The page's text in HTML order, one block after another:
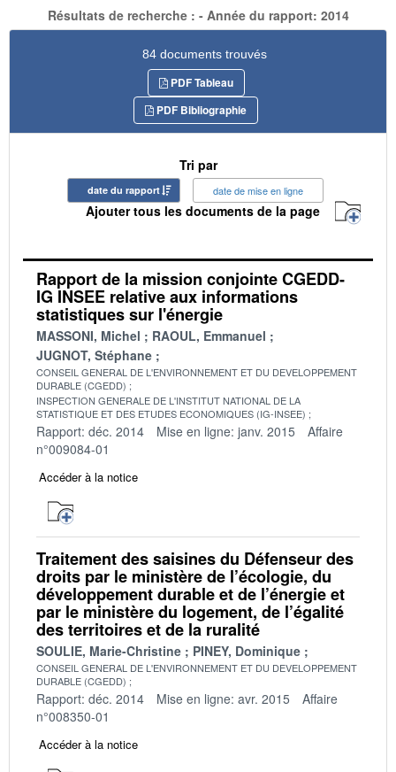
Résultats de recherche : - Année du rapport: 2014
84 documents trouvés
PDF Tableau
PDF Bibliographie
Tri par
date du rapport date de mise en ligne
Ajouter tous les documents de la page
Rapport de la mission conjointe CGEDD-
IG INSEE relative aux informations
statistiques sur l'énergie
MASSONI, Michel
RAOUL, Emmanuel
JUGNOT, Stéphane
CONSEIL GENERAL DE L'ENVIRONNEMENT ET DU DEVELOPPEMENT
DURABLE (CGEDD)
INSPECTION GENERALE DE L'INSTITUT NATIONAL DE LA
STATISTIQUE ET DES ETUDES ECONOMIQUES (IG-INSEE)
Rapport: déc. 2014 Mise en ligne: janv. 2015
Affaire
n°009084-01
Accéder à la notice
Traitement des saisines du Défenseur des
droits par le ministère de l’écologie, du
développement durable et de l’énergie et
par le ministère du logement, de l’égalité
des territoires et de la ruralité
SOULIE, Marie-Christine PINEY, Dominique
CONSEIL GENERAL DE L'ENVIRONNEMENT ET DU DEVELOPPEMENT
DURABLE (CGEDD)
Rapport: déc. 2014 Mise en ligne: avr. 2015
Affaire
n°008350-01
Accéder à la notice